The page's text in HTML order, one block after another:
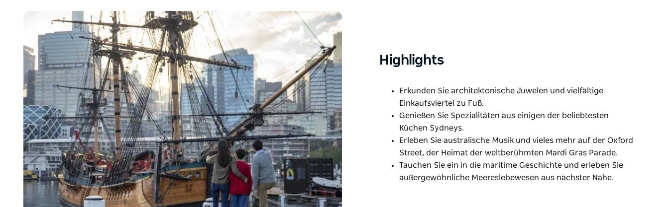
Highlights
Erkunden Sie architektonische Juwelen und vielfältige
Einkaufsviertel zu Fuß.
Genießen Sie Spezialitäten aus einigen der beliebtesten
Küchen Sydneys.
Erleben Sie australische Musik und vieles mehr auf der Oxford
Street, der Heimat der weltberühmten Mardi Gras Parade.
Tauchen Sie ein in die maritime Geschichte und erleben Sie
außergewöhnliche Meereslebewesen aus nächster Nähe.